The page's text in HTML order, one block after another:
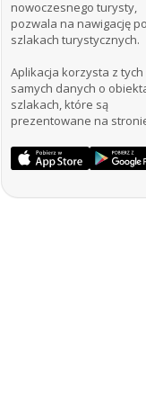
nowoczesnego turysty,
pozwala na nawigację po
szlakach turystycznych.
Aplikacja korzysta z tych
samych danych o
szlakach, które są
prezentowane na